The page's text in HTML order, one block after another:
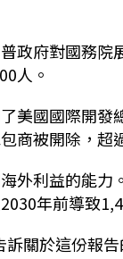
政府對國務
人。
美國國際開
商被開除，超
外利益的能
年前導致
關於這份報